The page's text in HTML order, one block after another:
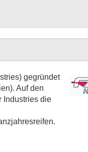
gegründet
Auf den
Industries die